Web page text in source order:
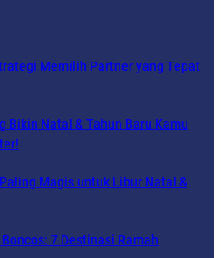
Memilih Partner yang Tepat
Bikin Natal & Tahun Baru Kamu
Magis untuk Libur Natal &
7 Destinasi Ramah